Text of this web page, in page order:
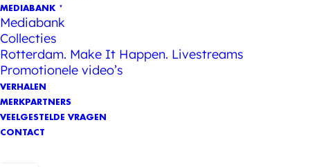
MEDIABANK
Mediabank
Collecties
Rotterdam. Make It Happen. Livestreams
Promotionele video’s
VERHALEN
MERKPARTNERS
VEELGESTELDE VRAGEN
CONTACT